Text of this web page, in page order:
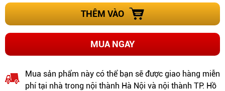
THÊM VÀO
MUA NGAY
Mua sản phẩm này có thể bạn sẽ được giao hàng miễn
phí tại nhà trong nội thành Hà Nội và nội thành TP. Hồ